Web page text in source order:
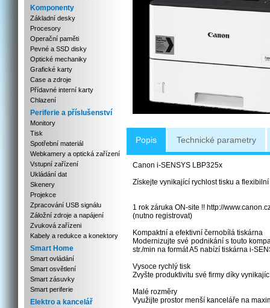
Komponenty
Základní desky
Procesory
Operační paměti
Pevné a SSD disky
Optické mechaniky
Grafické karty
Case a zdroje
Přídavné interní karty
Chlazení
Periferie a příslušenství
Monitory
Tisk
Spotřební materiál
Webkamery a optická zařízení
Vstupní zařízení
Ukládání dat
Skenery
Projekce
Zpracování USB signálu
Záložní zdroje a napájení
Zvuková zařízeni
Kabely a redukce a konektory
Smart Home
Smart ovládání
Smart osvětlení
Smart zásuvky
Smart periferie
Elektro a kancelář
Popis Technické parametry
Canon i-SENSYS LBP325x
Získejte vynikající rychlost tisku a
1 rok záruka ON-site !! http://
(nutno registrovat)
Kompaktní a efektivní černobílá tiskárna
Modernizujte své podnikání s touto
str./min na formát A5 nabízí tiskárna i-
Vysoce rychlý tisk
Zvyšte produktivitu své firmy díky
Malé rozměry
Využijte prostor menší kanceláře na